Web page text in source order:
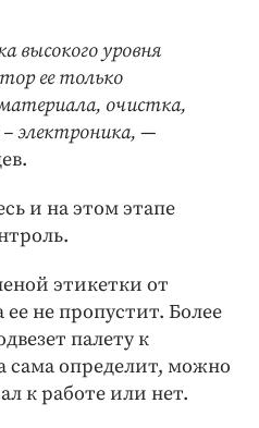
высокого уровня
ее только
очистка,
электроника, —
и на этом этапе
этикетки от
не пропустит. Более
палету к
сама определит, можно
к работе или нет.